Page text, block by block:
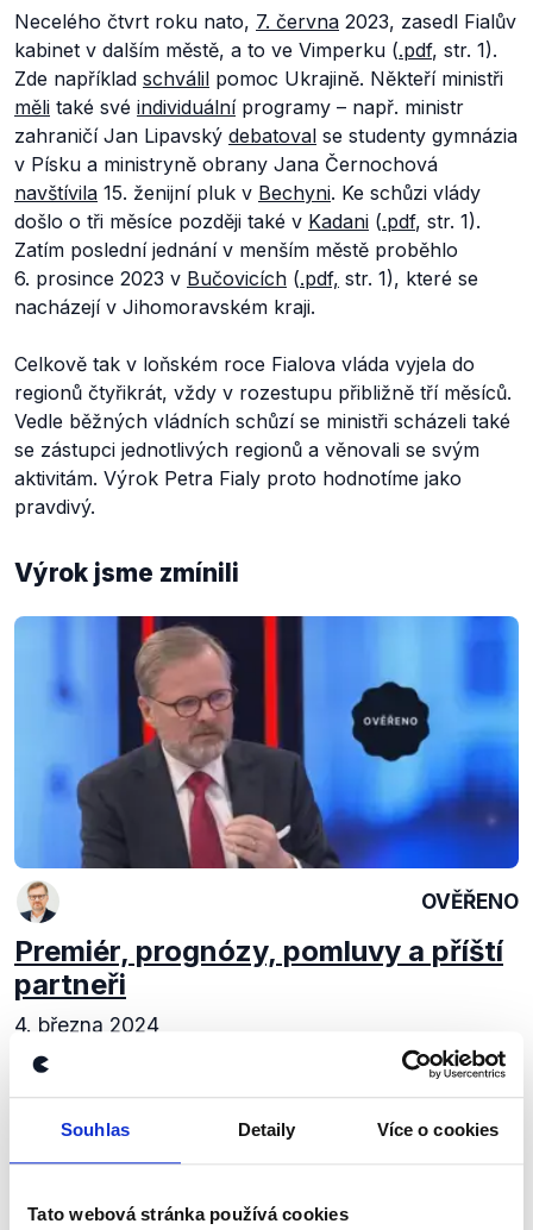
Souhlas Detaily Více o cookies
Tato webová stránka používá cookies
Necelého čtvrt roku nato, 7. června 2023, zasedl Fialův
kabinet v dalším městě, a to ve Vimperku (.pdf, str. 1).
Zde například schválil pomoc Ukrajině. Někteří ministři
měli také své individuálníprogramy – např. ministr
zahraničí Jan Lipavský debatoval se studenty gymnázia
v Písku a ministryně obrany Jana Černochová
navštívila 15. ženijní pluk v Bechyni. Ke schůzi vlády
došlo o tři měsíce později také v Kadani (.pdf, str. 1).
Zatím poslední jednání v menším městě proběhlo
6. prosince 2023 v Bučovicích (.pdf, str. 1), které se
nacházejí v Jihomoravském kraji.
Celkově tak v loňském roce Fialova vláda vyjela do
regionů čtyřikrát, vždy v rozestupu přibližně tří měsíců.
Vedle běžných vládních schůzí se ministři scházeli také
se zástupci jednotlivých regionů a věnovali se svým
aktivitám. Výrok Petra Fialy proto hodnotíme jako
pravdivý.
Výrok jsme zmínili
OVĚŘENO
Premiér, prognózy, pomluvy a příští
partneři
4. března 2024
V rozhovoru s Petrem Fialou přišla řeč na možnou
vládní spolupráci s hnutím ANO. Fiala mluvil také
krajských voleb. Kromě toho se ale v naší...